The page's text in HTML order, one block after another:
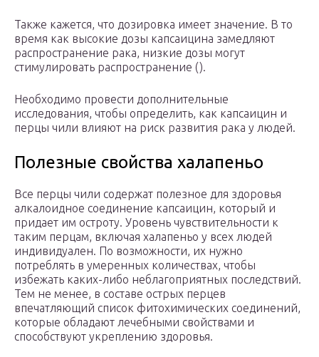
Также кажется, что дозировка имеет значение. В то
время как высокие дозы капсаицина замедляют
распространение рака, низкие дозы могут
стимулировать распространение ().
Необходимо провести дополнительные
исследования, чтобы определить, как капсаицин и
перцы чили влияют на риск развития рака у людей.
Полезные свойства халапеньо
Все перцы чили содержат полезное для здоровья
алкалоидное соединение капсаицин, который и
придает им остроту. Уровень чувствительности к
таким перцам, включая халапеньо у всех людей
индивидуален. По возможности, их нужно
потреблять в умеренных количествах, чтобы
избежать каких-либо неблагоприятных последствий.
Тем не менее, в составе острых перцев
впечатляющий список фитохимических соединений,
которые обладают лечебными свойствами и
способствуют укреплению здоровья.